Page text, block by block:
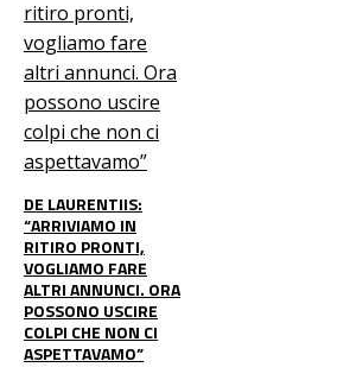
DE LAURENTIIS:
“ARRIVIAMO IN
RITIRO PRONTI,
VOGLIAMO FARE
ALTRI ANNUNCI. ORA
POSSONO USCIRE
COLPI CHE NON CI
ASPETTAVAMO”